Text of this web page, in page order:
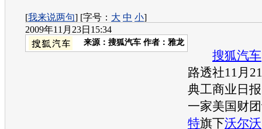
[我来说两句] [字号： 大 中 小]
2009年11月23日15:34
来源： 搜狐汽车 作者：雅龙
搜狐汽车
路透社11月
典工商业日
一家美国财
特旗下沃尔沃